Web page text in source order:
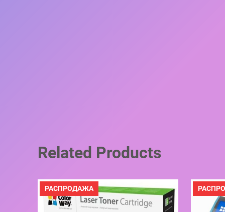
Related Products
РАСПРОДАЖАПРОДАВАЕМЫЙ
ТОВАР